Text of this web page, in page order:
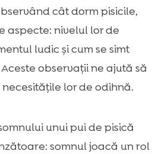
cât dorm pisicile,
aspecte: nivelul lor de
ludic și cum se simt
observații ne ajută să
lor de odihnă.
unui pui de pisică
somnul joacă un rol